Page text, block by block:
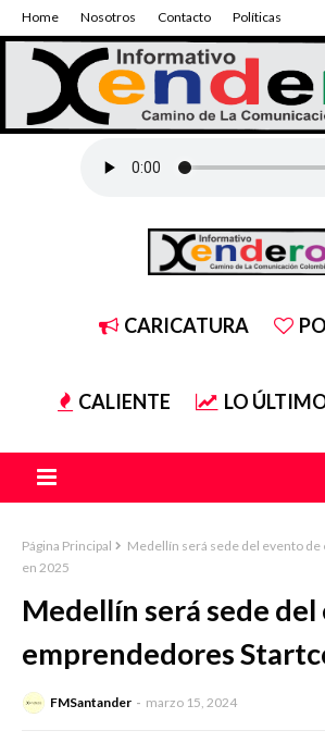
Home Nosotros Contacto Políticas
CARICATURA
CALIENTE LO
Página Principal
Medellín será sede del evento
en 2025
Medellín será sede
emprendedores
FMSantander marzo 15, 2024